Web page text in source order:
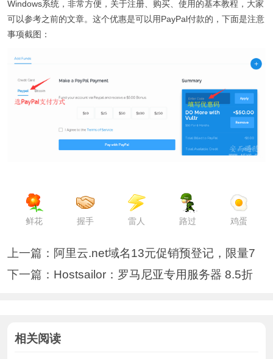
Windows系统，非常方便，关于注册、购买、使用的基本教程，大家
可以参考之前的文章。这个优惠是可以用PayPal付款的，下面是注意
事项截图：
鲜花 握手 雷人 路过 鸡蛋
上一篇： 阿里云.net域名13元促销预登记，限量7
下一篇： Hostsailor：罗马尼亚专用服务器 8.5折
相关阅读